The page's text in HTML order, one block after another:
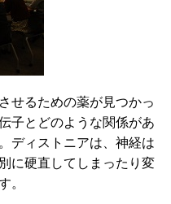
せるための薬が見つかっ
子とどのような関係があ
ディストニアは、神経は
に硬直してしまったり変
。